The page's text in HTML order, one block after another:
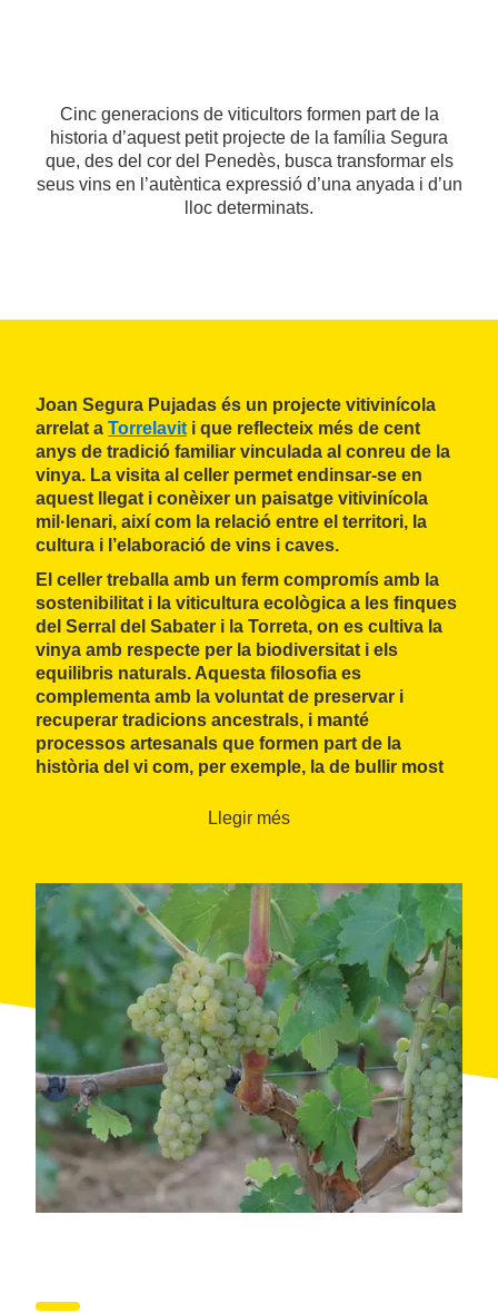
Cinc generacions de viticultors formen part de la
historia d’aquest petit projecte de la família Segura
que, des del cor del Penedès, busca transformar els
seus vins en l’autèntica expressió d’una anyada i d’un
lloc determinats.
Joan Segura Pujadas és un projecte vitivinícola
arrelat a Torrelavit i que reflecteix més de cent
anys de tradició familiar vinculada al conreu de la
vinya. La visita al celler permet endinsar-se en
aquest llegat i conèixer un paisatge vitivinícola
mil·lenari, així com la relació entre el territori, la
cultura i l’elaboració de vins i caves.
El celler treballa amb un ferm compromís amb la
sostenibilitat i la viticultura ecològica a les finques
del Serral del Sabater i la Torreta, on es cultiva la
vinya amb respecte per la biodiversitat i els
equilibris naturals. Aquesta filosofia es
complementa amb la voluntat de preservar i
recuperar tradicions ancestrals, i manté
processos artesanals que formen part de la
història del vi com, per exemple, la de bullir most
La proposta enoturística inclou
de vins i caves i maridatges amb productes locals.
També s’hi ofereixen
activitats participativesque
permeten descobrir de manera directa el procés
d’elaboració i el valor del patrimoni vitivinícola,
inclosa la conservació de les barraques de pedra
seca integrades a l’entorn.
Llegir més